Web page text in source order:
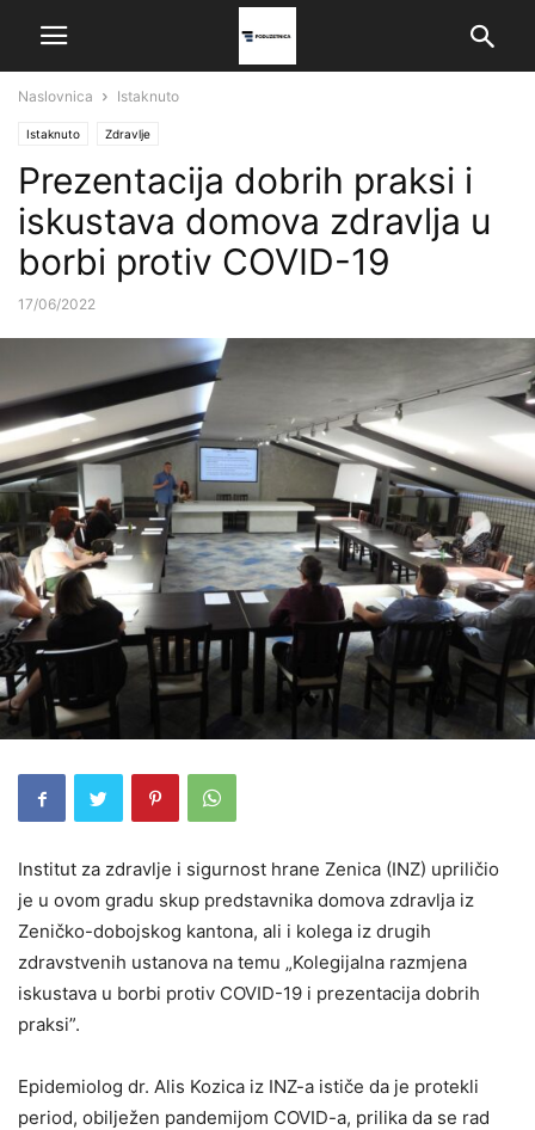
Naslovnica Istaknuto
Istaknuto Zdravlje
Prezentacija dobrih praksi i
iskustava domova zdravlja u
borbi protiv COVID-19
17/06/2022
Institut za zdravlje i sigurnost hrane Zenica (INZ) upriličio
je u ovom gradu skup predstavnika domova zdravlja iz
Zeničko-dobojskog kantona, ali i kolega iz drugih
zdravstvenih ustanova na temu „Kolegijalna razmjena
iskustava u borbi protiv COVID-19 i prezentacija dobrih
praksi”.
Epidemiolog dr. Alis Kozica iz INZ-a ističe da je protekli
period, obilježen pandemijom COVID-a, prilika da se rad